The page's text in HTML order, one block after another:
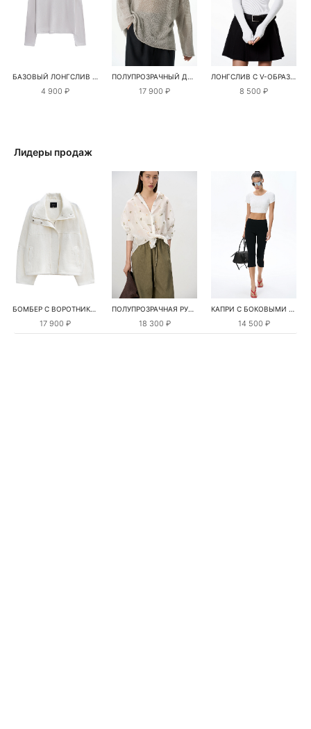
БАЗОВЫЙ ЛОНГСЛИВ ИЗ ШЕРСТИ И ХЛОПКА
4 900 ₽
ПОЛУПРОЗРАЧНЫЙ ДЖЕМПЕР ИЗ 100% ЛЬНА
17 900 ₽
ЛОНГСЛИВ С V-ОБРАЗНЫМ ВЫРЕЗОМ
8 500 ₽
Лидеры продаж
БОМБЕР С ВОРОТНИКОМ-СТОЙКОЙ
17 900 ₽
ПОЛУПРОЗРАЧНАЯ РУБАШКА С РОМАШКАМИ
18 300 ₽
КАПРИ С БОКОВЫМИ РАЗРЕЗАМИ
14 500 ₽